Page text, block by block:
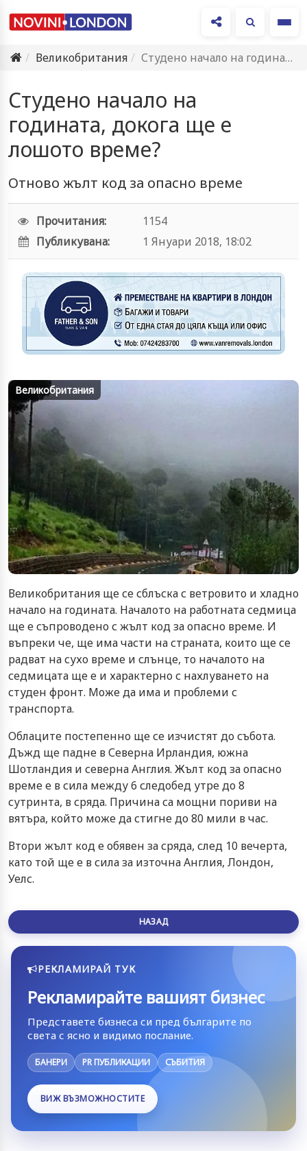
Великобритания
Студено начало на годината, докога ще е лошото време?
Студено начало на
годината, докога ще е
лошото време?
Отново жълт код за опасно време
Прочитания:
1154
Публикувана:
1 Януари 2018, 18:02
Великобритания
Великобритания ще се сблъска с ветровито и хладно
начало на годината. Началото на работната седмица
ще е съпроводено с жълт код за опасно време. И
въпреки че, ще има части на страната, които ще се
радват на сухо време и слънце, то началото на
седмицата ще е и характерно с нахлуването на
студен фронт. Може да има и проблеми с
транспорта.
Облаците постепенно ще се изчистят до събота.
Дъжд ще падне в Северна Ирландия, южна
Шотландия и северна Англия. Жълт код за опасно
време е в сила между 6 следобед утре до 8
сутринта, в сряда. Причина са мощни пориви на
вятъра, който може да стигне до 80 мили в час.
Втори жълт код е обявен за сряда, след 10 вечерта,
като той ще е в сила за източна Англия, Лондон,
Уелс.
НАЗАД
РЕКЛАМИРАЙ ТУК
Рекламирайте вашият бизнес
Представете бизнеса си пред българите по
света с ясно и видимо послание.
БАНЕРИ PR ПУБЛИКАЦИИ СЪБИТИЯ
ВИЖ ВЪЗМОЖНОСТИТЕ